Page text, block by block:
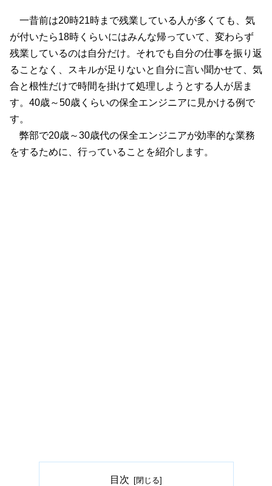
一昔前は20時21時まで残業している人が多くても、気
が付いたら18時くらいにはみんな帰っていて、変わらず
残業しているのは自分だけ。それでも自分の仕事を振り返
ることなく、スキルが足りないと自分に言い聞かせて、気
合と根性だけで時間を掛けて処理しようとする人が居ま
す。40歳～50歳くらいの保全エンジニアに見かける例で
す。
弊部で20歳～30歳代の保全エンジニアが効率的な業務
をするために、行っていることを紹介します。
目次